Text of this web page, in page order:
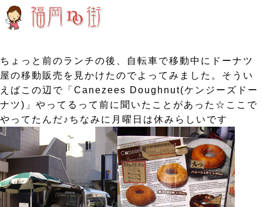
ちょっと前のランチの後、自転車で移動中にドーナツ
屋の移動販売を見かけたのでよってみました。そうい
えばこの辺で「Canezees Doughnut(ケンジーズドー
ナツ)」やってるって前に聞いたことがあった☆ここで
やってたんだ♪ちなみに月曜日は休みらしいです